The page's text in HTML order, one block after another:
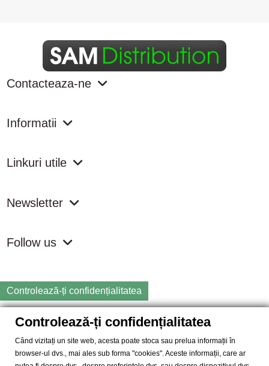
Contacteaza-ne
Informatii
Linkuri utile
Newsletter
Follow us
Controlează-ți confidențialitatea
Copyright
2026 samdistribution.ro - Magazin online cu Produse
SAM DISTRIBUTION S.R.L.- Cod fiscal: RO14935035, Registrul
Controlează-ți confidențialitatea
Când vizitați un site web, acesta poate stoca sau prelua informații în
browser-ul dvs., mai ales sub forma "cookies". Aceste informații, care ar